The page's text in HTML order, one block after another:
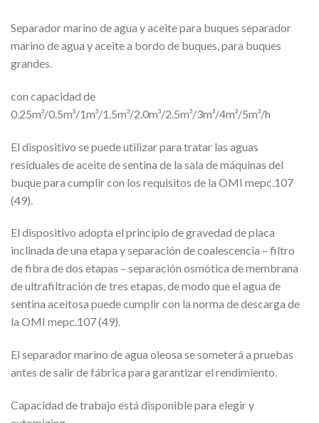
Separador marino de agua y aceite para buques separador
marino de agua y aceite a bordo de buques, para buques
grandes.
con capacidad de
0.25m³/0.5m³/1m³/1.5m³/2.0m³/2.5m³/3m³/4m³/5m³/h
El dispositivo se puede utilizar para tratar las aguas
residuales de aceite de sentina de la sala de máquinas del
buque para cumplir con los requisitos de la OMI mepc.107
(49).
El dispositivo adopta el principio de gravedad de placa
inclinada de una etapa y separación de coalescencia – filtro
de fibra de dos etapas – separación osmótica de membrana
de ultrafiltración de tres etapas, de modo que el agua de
sentina aceitosa puede cumplir con la norma de descarga de
la OMI mepc.107 (49).
El separador marino de agua oleosa se someterá a pruebas
antes de salir de fábrica para garantizar el rendimiento.
Capacidad de trabajo está disponible para elegir y